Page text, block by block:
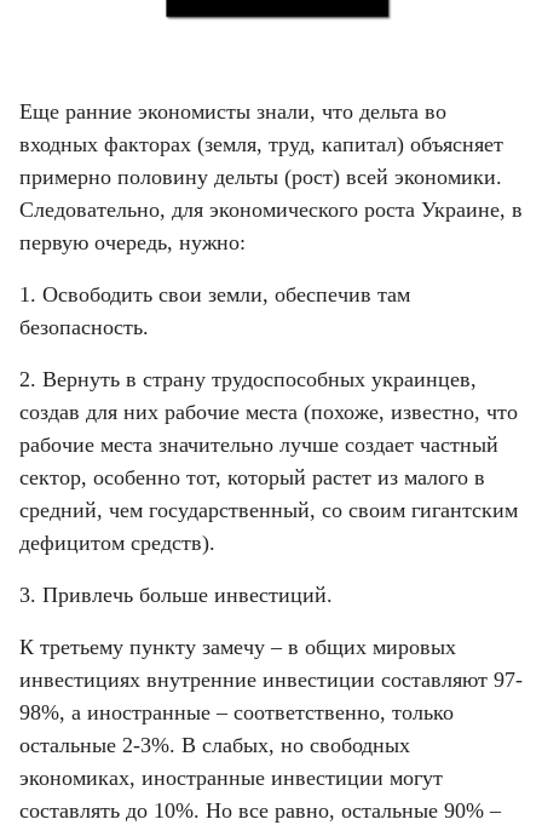
Еще ранние экономисты знали, что дельта во
входных факторах (земля, труд, капитал) объясняет
примерно половину дельты (рост) всей экономики.
Следовательно, для экономического роста Украине, в
первую очередь, нужно:
1. Освободить свои земли, обеспечив там
безопасность.
2. Вернуть в страну трудоспособных украинцев,
создав для них рабочие места (похоже, известно, что
рабочие места значительно лучше создает частный
сектор, особенно тот, который растет из малого в
средний, чем государственный, со своим гигантским
дефицитом средств).
3. Привлечь больше инвестиций.
К третьему пункту замечу – в общих мировых
инвестициях внутренние инвестиции составляют 97-
98%, а иностранные – соответственно, только
остальные 2-3%. В слабых, но свободных
экономиках, иностранные инвестиции могут
составлять до 10%. Но все равно, остальные 90% –